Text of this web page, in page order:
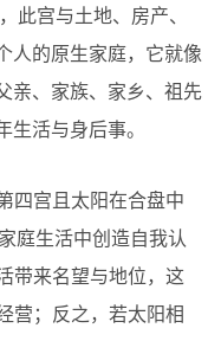
此宫与土地、房产、
人的原生家庭，它就像
亲、家族、家乡、祖先
活与身后事。
四宫且太阳在合盘中
庭生活中创造自我认
带来名望与地位，这
营；反之，若太阳相